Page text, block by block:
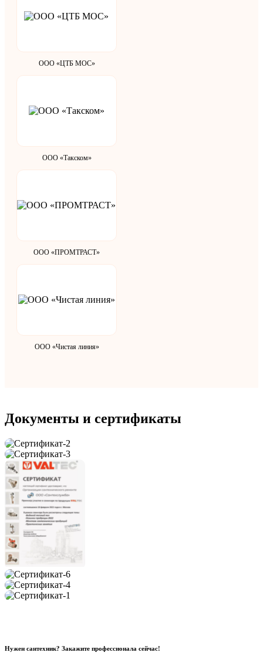
ООО «ЦТБ МОС»
ООО «Такском»
ООО «ПРОМТРАСТ»
ООО «Чистая линия»
Документы и сертификаты
Нужен сантехник? Закажите профессионала сейчас!